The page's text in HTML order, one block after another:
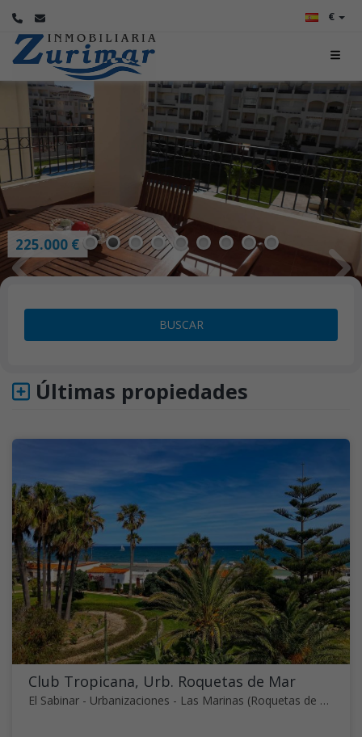
€
225.000 €
1 2 3 4 5 6 7 8 9
BUSCAR
Últimas propiedades
Club Tropicana, Urb. Roquetas de Mar
El Sabinar - Urbanizaciones - Las Marinas (Roquetas de Mar)